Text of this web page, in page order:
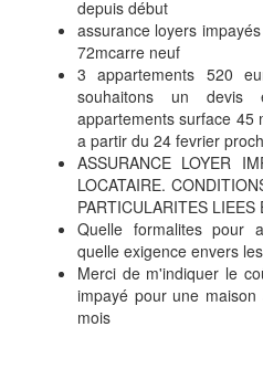
depuis début
assurance loyers
72mcarre neuf
3 appartements 520
souhaitons un
appartements surface 45
a partir du 24 fevrier
ASSURANCE LOYER
LOCATAIRE.
PARTICULARITES LIEES
Quelle formalites pour
quelle exigence envers
Merci de m'indiquer le
impayé pour une
mois